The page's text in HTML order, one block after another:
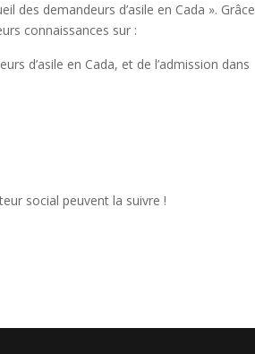
des demandeurs d’asile en Cada ». Grâce
connaissances sur :
d’asile en Cada, et de l’admission dans
social peuvent la suivre !